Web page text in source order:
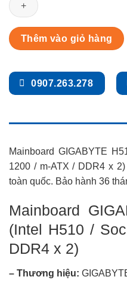
S2H
H510
1200
/
2)
quantity
Thêm vào giỏ hàng
0907.263.278
Mainboard GIGABYTE
1200 / m-ATX / DDR4 x
toàn quốc. Bảo hành 36
Mainboard
(Intel H510 /
DDR4 x 2)
– Thương hiệu: